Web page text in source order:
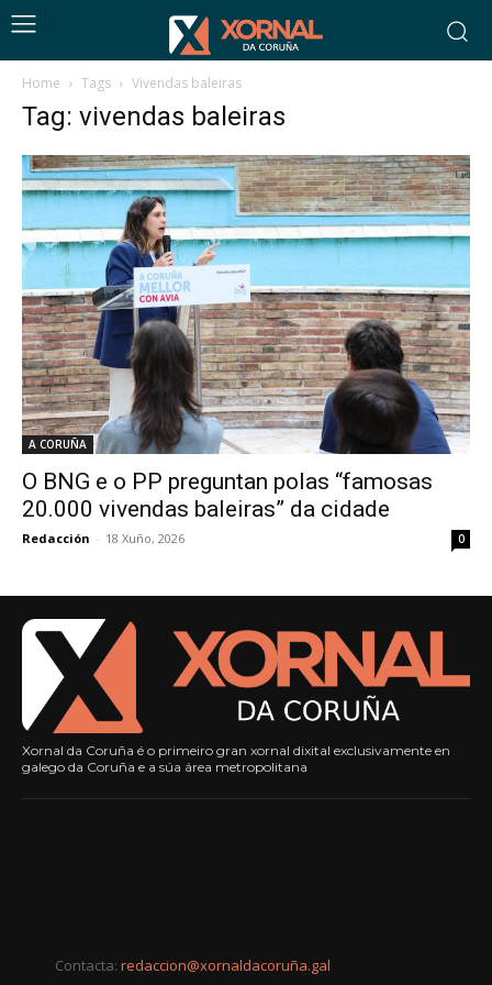
Home Tags Vivendas baleiras
Tag: vivendas baleiras
A CORUÑA
O BNG e o PP preguntan polas “famosas
20.000 vivendas baleiras” da cidade
Redacción - 18 Xuño, 2026 0
Xornal da Coruña é o primeiro gran xornal dixital exclusivamente en
galego da Coruña e a súa área metropolitana
Contacta: redaccion@xornaldacoruña.gal